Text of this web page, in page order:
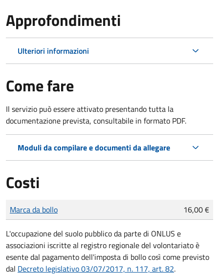
Approfondimenti
Ulteriori informazioni
Come fare
Il servizio può essere attivato presentando tutta la
documentazione prevista, consultabile in formato PDF.
Moduli da compilare e documenti da allegare
Costi
Tipo di pagamento
Importo
Marca da bollo 16,00 €
L'occupazione del suolo pubblico da parte di ONLUS e
associazioni iscritte al registro regionale del volontariato è
esente dal pagamento dell'imposta di bollo così come previsto
dal Decreto legislativo 03/07/2017, n. 117, art. 82.